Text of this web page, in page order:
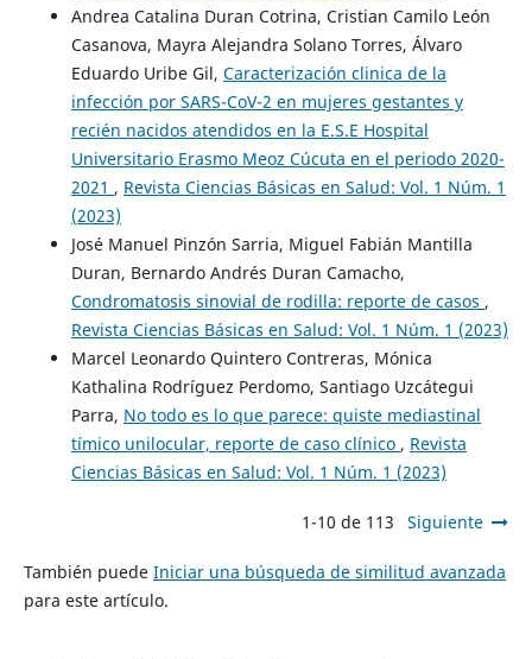
Andrea Catalina Duran Cotrina, Cristian Camilo León
Casanova, Mayra Alejandra Solano Torres, Álvaro
Eduardo Uribe Gil, Caracterización clinica de la
infección por SARS-CoV-2 en mujeres gestantes y
recién nacidos atendidos en la E.S.E Hospital
Universitario Erasmo Meoz Cúcuta en el periodo 2020-
2021 , Revista Ciencias Básicas en Salud: Vol. 1 Núm. 1
(2023)
José Manuel Pinzón Sarria, Miguel Fabián Mantilla
Duran, Bernardo Andrés Duran Camacho,
Condromatosis sinovial de rodilla: reporte de casos ,
Revista Ciencias Básicas en Salud: Vol. 1 Núm. 1 (2023)
Marcel Leonardo Quintero Contreras, Mónica
Kathalina Rodríguez Perdomo, Santiago Uzcátegui
Parra, No todo es lo que parece: quiste mediastinal
tímico unilocular, reporte de caso clínico , Revista
Ciencias Básicas en Salud: Vol. 1 Núm. 1 (2023)
1-10 de 113 Siguiente
También puede Iniciar una búsqueda de similitud avanzada
para este artículo.